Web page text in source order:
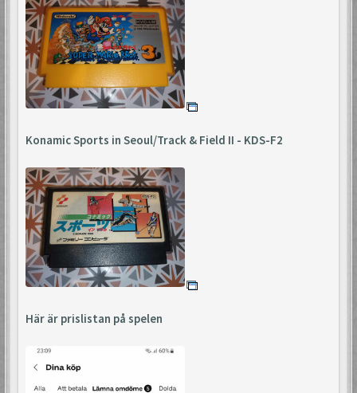
Konamic Sports in Seoul/Track & Field II - KDS-F2
Här är prislistan på spelen